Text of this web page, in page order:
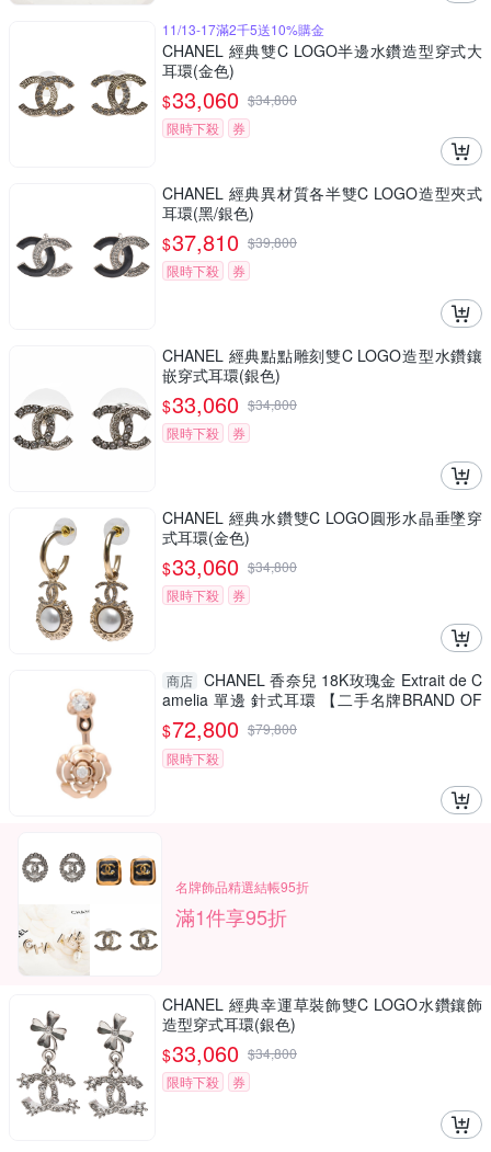
11/13-17滿2千5送10%購金
CHANEL 經典雙C LOGO半邊水鑽造型穿式大
耳環(金色)
$33,060 $34,800
限時下殺
券
CHANEL 經典異材質各半雙C LOGO造型夾式
耳環(黑/銀色)
$37,810 $39,800
限時下殺
券
CHANEL 經典點點雕刻雙C LOGO造型水鑽鑲
嵌穿式耳環(銀色)
$33,060 $34,800
限時下殺
券
CHANEL 經典水鑽雙C LOGO圓形水晶垂墜穿
式耳環(金色)
$33,060 $34,800
限時下殺
券
商店 CHANEL 香奈兒 18K玫瑰金 Extrait de C
amelia 單邊 針式耳環 【二手名牌BRAND OF
F】
$72,800 $79,800
限時下殺
名牌飾品精選結帳95折
滿1件享95折
CHANEL 經典幸運草裝飾雙C LOGO水鑽鑲飾
造型穿式耳環(銀色)
$33,060 $34,800
限時下殺
券